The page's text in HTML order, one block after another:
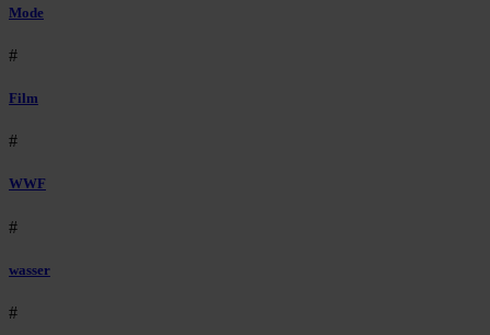
Mode
#
Film
#
WWF
#
wasser
#